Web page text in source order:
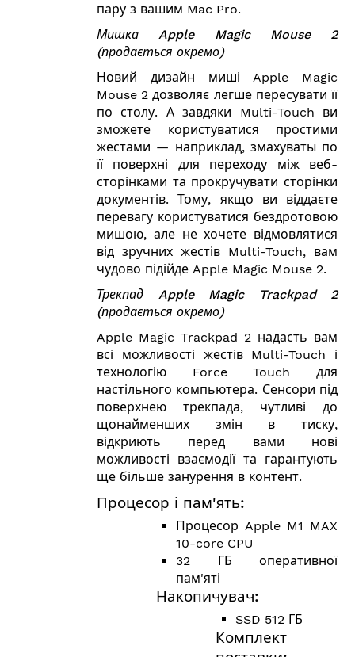
пару з вашим Mac Pro.
Мишка Apple Magic Mouse 2
(продається окремо)
Новий дизайн миші Apple Magic
Mouse 2 дозволяє легше пересувати її
по столу. А завдяки Multi-Touch ви
зможете користуватися простими
жестами — наприклад, змахуваты по
її поверхні для переходу між веб-
сторінками та прокручувати сторінки
документів. Тому, якщо ви віддаєте
перевагу користуватися бездротовою
мишою, але не хочете відмовлятися
від зручних жестів Multi-Touch, вам
чудово підійде Apple Magic Mouse 2.
Трекпад Apple Magic Trackpad 2
(продається окремо)
Apple Magic Trackpad 2 надасть вам
всі можливості жестів Multi-Touch і
технологію Force Touch для
настільного компьютера. Сенсори під
поверхнею трекпада, чутливі до
щонайменших змін в тиску,
відкриють перед вами нові
можливості взаємодії та гарантують
ще більше занурення в контент.
Процесор і пам'ять:
Процесор Apple M1 MAX
10-core CPU
32 ГБ оперативної
пам'яті
Накопичувач:
SSD 512 ГБ
Комплект